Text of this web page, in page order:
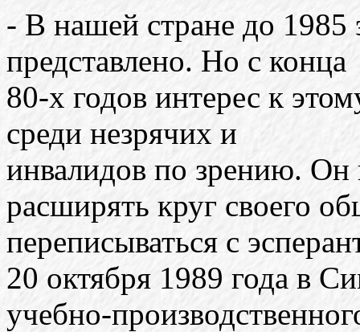
- В нашей стране до 1985
представлено. Но с конца
80-х годов интерес к
среди незрячих и
инвалидов по зрению. Он
расширять круг своего
переписываться с
20 октября 1989 года в
учебно-